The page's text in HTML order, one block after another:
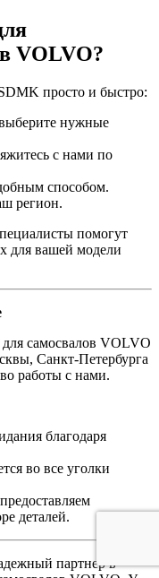
VOLVO?
просто и быстро:
нужные
с нами по
способом.
регион.
помогут
для вашей модели
самосвалов VOLVO
Санкт-Петербурга
работы с нами.
благодаря
во все уголки
деталей.
партнер в